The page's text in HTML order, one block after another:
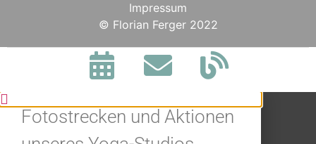
Impressum
© Florian Ferger 2022
BLEIBE IN
VERBINDUNG.
Fotostrecken und Aktionen